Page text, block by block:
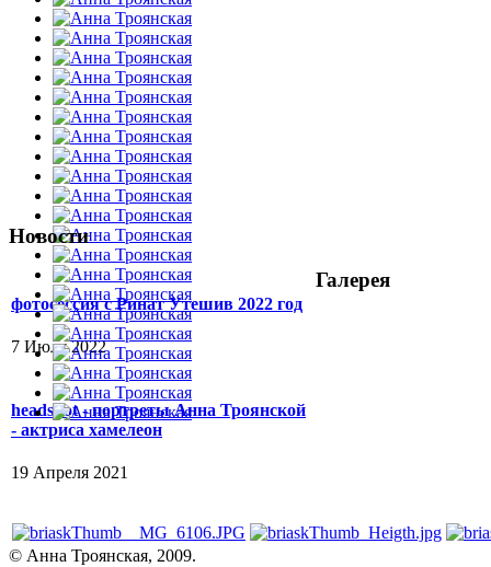
Новости
фотосессия с Ринат Утешив 2022 год
7 Июля 2022
headshot - портреты Анна Троянской
- актриса хамелеон
19 Апреля 2021
Галерея
© Анна Троянская, 2009.